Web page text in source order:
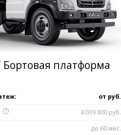
Бортовая платформа
от руб.
?
4 039 800 руб.
до 60 мес.